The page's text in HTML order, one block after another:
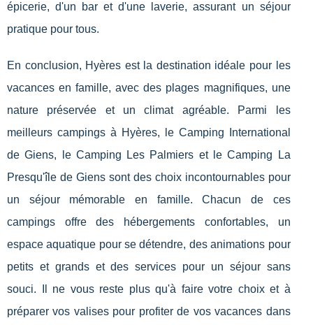
épicerie, d'un bar et d'une laverie, assurant un séjour
pratique pour tous.
En conclusion, Hyères est la destination idéale pour les
vacances en famille, avec des plages magnifiques, une
nature préservée et un climat agréable. Parmi les
meilleurs campings à Hyères, le Camping International
de Giens, le Camping Les Palmiers et le Camping La
Presqu'île de Giens sont des choix incontournables pour
un séjour mémorable en famille. Chacun de ces
campings offre des hébergements confortables, un
espace aquatique pour se détendre, des animations pour
petits et grands et des services pour un séjour sans
souci. Il ne vous reste plus qu'à faire votre choix et à
préparer vos valises pour profiter de vos vacances dans